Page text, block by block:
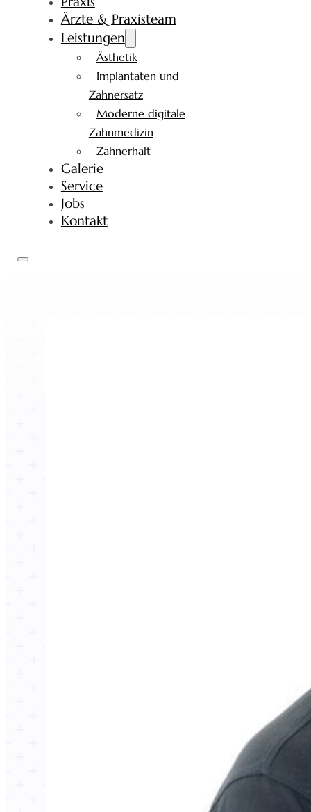
Ärzte & Praxisteam
Leistungen
Ästhetik
Implantaten und
Zahnersatz
Moderne digitale
Zahnmedizin
Zahnerhalt
Galerie
Service
Jobs
Kontakt